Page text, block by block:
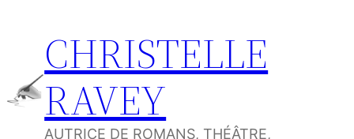
contenuCHRISTELLE
RAVEY
AUTRICE DE ROMANS, THÉÂTRE,